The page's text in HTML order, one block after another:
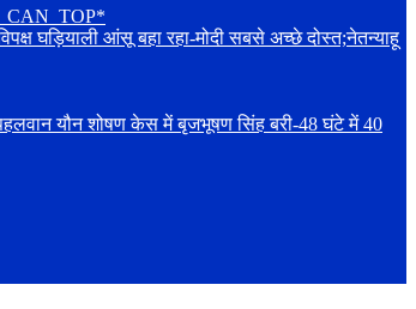
घड़ियाली आंसू बहा रहा-मोदी सबसे अच्छे दोस्त;नेतन्याहू
यौन शोषण केस में बृजभूषण सिंह बरी-48 घंटे में 40